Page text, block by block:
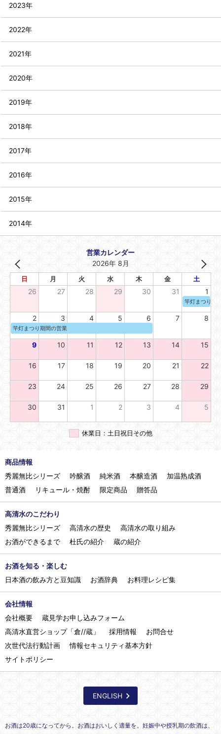
2023年
2022年
2021年
2020年
2019年
2018年
2017年
2016年
2015年
2014年
商品情報
秀麗無比シリーズ
吟醸酒 純米酒 本醸造酒
加温熟成酒
普通酒
リキュール・焼酎 限定商品 贈答品
高清水のこだわり
秀麗無比シリーズ
高清水の歴史
高清水の取り組み
お酒ができるまで
杜氏の紹介 蔵の紹介
お酒を知る・楽しむ
日本酒の飲み方と豆知識
お酒辞典 お料理レシピ集
会社情報
会社概要
蔵見学お申し込みフォーム
高清水直営ショップ「倉//蔵」
採用情報
お問合せ
次世代法行動計画
情報セキュリティ基本方針
サイトポリシー
営業カレンダー
2026年 8月
日 月 火 水 木 金 土
26 27 28 29 30 31 1
竿灯まつり期
2 3 4 5 6 7 8
竿灯まつり期間の営業
9 10 11 12 13 14 15
16 17 18 19 20 21 22
23 24 25 26 27 28 29
30 31 1 2 3 4 5
休業日：土日祝日その他
ENGLISH
お酒は20歳になってから。お酒はおいしく適量を。妊娠中や授乳期の飲酒は、